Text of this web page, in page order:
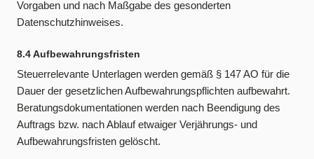
Vorgaben und nach Maßgabe des gesonderten
Datenschutzhinweises.
8.4 Aufbewahrungsfristen
Steuerrelevante Unterlagen werden gemäß § 147 AO für die
Dauer der gesetzlichen Aufbewahrungspflichten aufbewahrt.
Beratungsdokumentationen werden nach Beendigung des
Auftrags bzw. nach Ablauf etwaiger Verjährungs- und
Aufbewahrungsfristen gelöscht.